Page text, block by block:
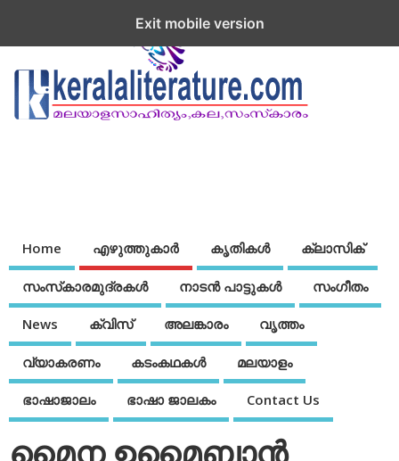
Home എഴുത്തുകാര്‍ കൃതികൾ ക്ലാസിക്
സംസ്‌കാരമുദ്രകള്‍ നാടന്‍ പാട്ടുകള്‍ സംഗീതം
News ക്വിസ് അലങ്കാരം വൃത്തം
വ്യാകരണം കടംകഥകള്‍ മലയാളം
ഭാഷാജാലം ഭാഷാ ജാലകം Contact Us
മൈന ഉമൈബാന്‍
Exit mobile version